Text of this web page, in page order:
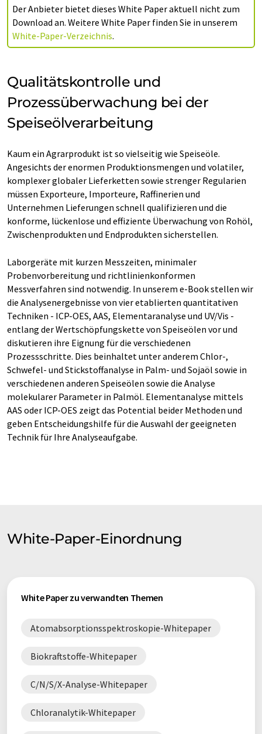
Der Anbieter bietet dieses White Paper aktuell nicht zum
Download an. Weitere White Paper finden Sie in unserem
White-Paper-Verzeichnis.
Qualitätskontrolle und
Prozessüberwachung bei der
Speiseölverarbeitung
Kaum ein Agrarprodukt ist so vielseitig wie Speiseöle.
Angesichts der enormen Produktionsmengen und volatiler,
komplexer globaler Lieferketten sowie strenger Regularien
müssen Exporteure, Importeure, Raffinerien und
Unternehmen Lieferungen schnell qualifizieren und die
konforme, lückenlose und effiziente Überwachung von Rohöl,
Zwischenprodukten und Endprodukten sicherstellen.
Laborgeräte mit kurzen Messzeiten, minimaler
Probenvorbereitung und richtlinienkonformen
Messverfahren sind notwendig. In unserem e-Book stellen wir
die Analysenergebnisse von vier etablierten quantitativen
Techniken - ICP-OES, AAS, Elementaranalyse und UV/Vis -
entlang der Wertschöpfungskette von Speiseölen vor und
diskutieren ihre Eignung für die verschiedenen
Prozessschritte. Dies beinhaltet unter anderem Chlor-,
Schwefel- und Stickstoffanalyse in Palm- und Sojaöl sowie in
verschiedenen anderen Speiseölen sowie die Analyse
molekularer Parameter in Palmöl. Elementanalyse mittels
AAS oder ICP-OES zeigt das Potential beider Methoden und
geben Entscheidungshilfe für die Auswahl der geeigneten
Technik für Ihre Analyseaufgabe.
White-Paper-Einordnung
White Paper zu verwandten Themen
Atomabsorptionsspektroskopie-Whitepaper
Biokraftstoffe-Whitepaper
C/N/S/X-Analyse-Whitepaper
Chloranalytik-Whitepaper